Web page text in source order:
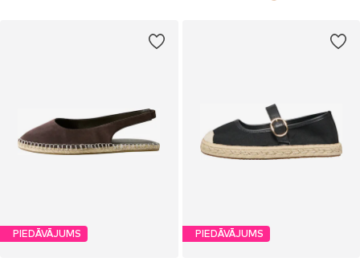
PIEDĀVĀJUMS PIEDĀVĀJUMS